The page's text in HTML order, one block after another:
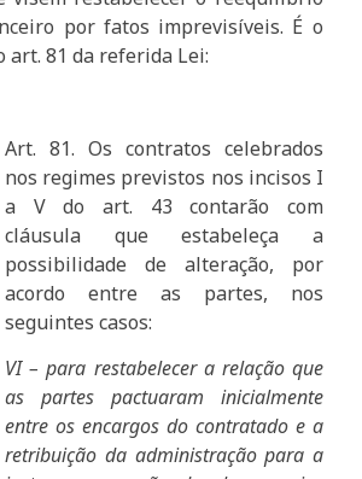
por fatos imprevisíveis. É o
art. 81 da referida Lei:
Art. 81. Os contratos celebrados
nos regimes previstos nos incisos I
a V do art. 43 contarão com
cláusula que estabeleça a
possibilidade de alteração, por
acordo entre as partes, nos
seguintes casos:
VI – para restabelecer a relação que
as partes pactuaram inicialmente
entre os encargos do contratado e a
retribuição da administração para a